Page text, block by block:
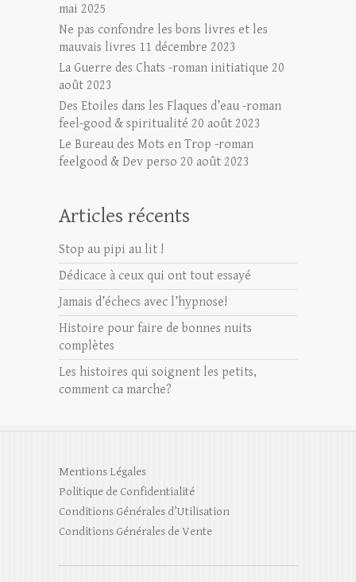
mai 2025
Ne pas confondre les bons livres et les
mauvais livres 11 décembre 2023
La Guerre des Chats -roman initiatique 20
août 2023
Des Etoiles dans les Flaques d’eau -roman
feel-good & spiritualité 20 août 2023
Le Bureau des Mots en Trop -roman
feelgood & Dev perso 20 août 2023
Articles récents
Stop au pipi au lit !
Dédicace à ceux qui ont tout essayé
Jamais d’échecs avec l’hypnose!
Histoire pour faire de bonnes nuits
complètes
Les histoires qui soignent les petits,
comment ca marche?
Mentions Légales
Politique de Confidentialité
Conditions Générales d’Utilisation
Conditions Générales de Vente